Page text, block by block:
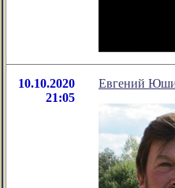
10.10.2020
21:05
Евгений